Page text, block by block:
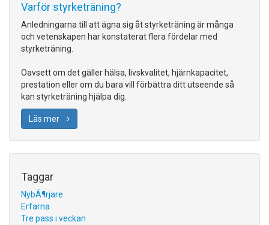
Varför styrketräning?
Anledningarna till att ägna sig åt styrketräning är många
och vetenskapen har konstaterat flera fördelar med
styrketräning.
Oavsett om det gäller hälsa, livskvalitet, hjärnkapacitet,
prestation eller om du bara vill förbättra ditt utseende så
kan styrketräning hjälpa dig.
Läs mer
Taggar
NybÃ¶rjare
Erfarna
Tre pass i veckan